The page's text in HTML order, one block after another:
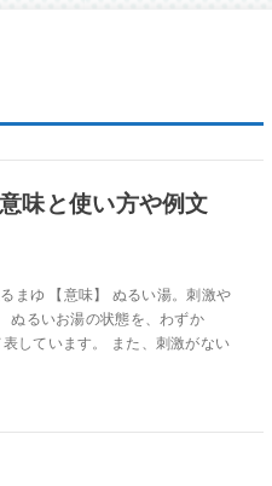
味と使い方や例文
まゆ 【意味】 ぬるい湯。刺激や
ぬるいお湯の状態を、わずか
しています。 また、刺激がない